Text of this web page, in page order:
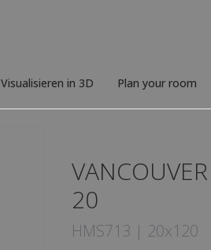
Visualisieren in 3D Plan your room
20
HMS713 | 20x120